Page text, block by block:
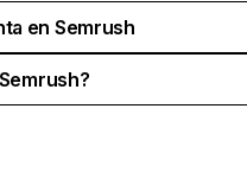
en Semrush